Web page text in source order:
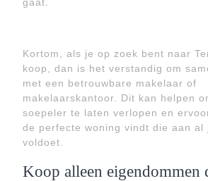
Kortom, als je op zoek bent naar
koop, dan is het verstandig om
met een betrouwbare makelaar of
makelaarskantoor. Dit kan helpen
soepeler te laten verlopen en
de perfecte woning vindt die aan al
voldoet.
Koop alleen eigendommen